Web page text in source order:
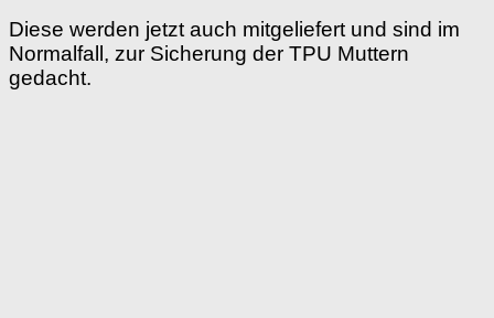
Diese werden jetzt auch mitgeliefert und sind im
Normalfall, zur Sicherung der TPU Muttern
gedacht.